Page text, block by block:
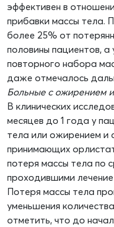
эффективен в
прибавки массы тела.
более 25% от
половины пациентов, а
повторного набора
даже отмечалось
Больные с ожирением
В клинических
месяцев до 1 года у
тела или ожирением и
принимающих
потеря массы тела по
проходившими
Потеря массы тела
уменьшения
отметить, что до